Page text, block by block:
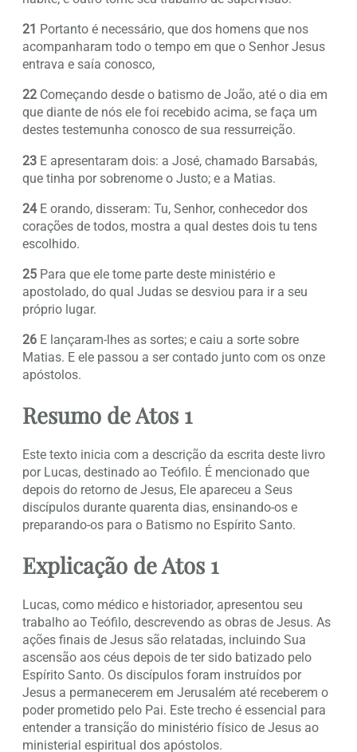
21 Portanto é necessário, que dos homens que nos
acompanharam todo o tempo em que o Senhor Jesus
entrava e saía conosco,
22 Começando desde o batismo de João, até o dia em
que diante de nós ele foi recebido acima, se faça um
destes testemunha conosco de sua ressurreição.
23 E apresentaram dois: a José, chamado Barsabás,
que tinha por sobrenome o Justo; e a Matias.
24E orando, disseram: Tu, Senhor, conhecedor dos
corações de todos, mostra a qual destes dois tu tens
escolhido.
25 Para que ele tome parte deste ministério e
apostolado, do qual Judas se desviou para ir a seu
próprio lugar.
26 E lançaram-lhes as sortes; e caiu a sorte sobre
Matias. E ele passou a ser contado junto com os onze
apóstolos.
Resumo de Atos 1
Este texto inicia com a descrição da escrita deste livro
por Lucas, destinado ao Teófilo. É mencionado que
depois do retorno de Jesus, Ele apareceu a Seus
discípulos durante quarenta dias, ensinando-os e
preparando-os para o Batismo no Espírito Santo.
Explicação de Atos 1
Lucas, como médico e historiador, apresentou seu
trabalho ao Teófilo, descrevendo as obras de Jesus. As
ações finais de Jesus são relatadas, incluindo Sua
ascensão aos céus depois de ter sido batizado pelo
Espírito Santo. Os discípulos foram instruídos por
Jesus a permanecerem em Jerusalém até receberem o
poder prometido pelo Pai. Este trecho é essencial para
entender a transição do ministério físico de Jesus ao
ministerial espiritual dos apóstolos.